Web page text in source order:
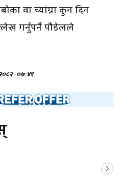
वा च्यांग्रा कुन दिन
गर्नुपर्ने पौडेलले
०७:४१